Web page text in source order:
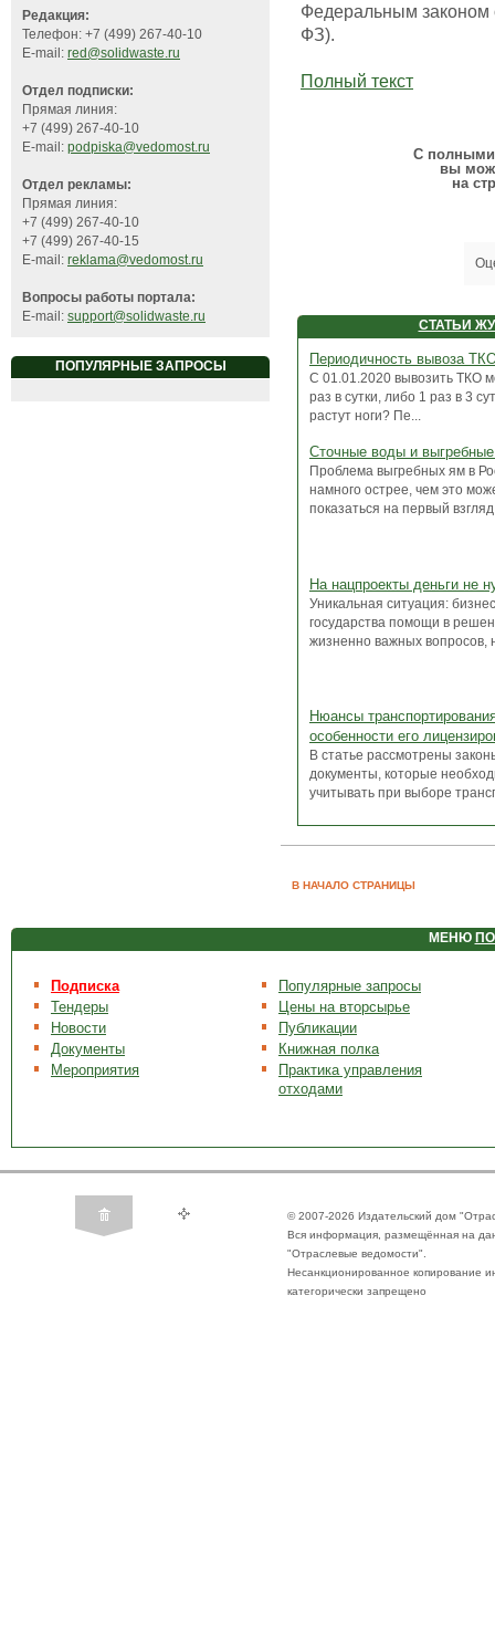
Редакция:
Телефон: +7 (499) 267-40-10
E-mail: red@solidwaste.ru
Отдел подписки:
Прямая линия:
+7 (499) 267-40-10
E-mail: podpiska@vedomost.ru
Отдел рекламы:
Прямая линия:
+7 (499) 267-40-10
+7 (499) 267-40-15
E-mail: reklama@vedomost.ru
Вопросы работы портала:
E-mail: support@solidwaste.ru
ПОПУЛЯРНЫЕ ЗАПРОСЫ
Федеральным
ФЗ).
Полный текст
С полными
вы
на
СТАТЬИ
Периодичность вывоза
С 01.01.2020 вывозить ТКО
раз в сутки, либо 1 раз в 3
растут ноги? Пе...
Сточные воды и
Проблема выгребных ям в
намного острее, чем это
показаться на первый
На нацпроекты деньги не
Уникальная ситуация:
государства помощи в
жизненно важных вопросов,
Нюансы
особенности его
В статье рассмотрены
документы, которые
учитывать при выборе
В НАЧАЛО СТРАНИЦЫ
МЕНЮ
Подписка
Тендеры
Новости
Документы
Мероприятия
Популярные запросы
Цены на вторсырье
Публикации
Книжная полка
Практика управления
отходами
© 2007-2026 Издательский дом
Вся информация, размещённая на
"Отраслевые ведомости".
Несанкционированное копирование
категорически запрещено